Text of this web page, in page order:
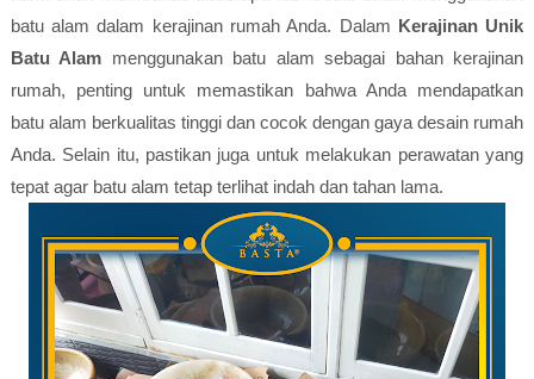
batu alam dalam kerajinan rumah Anda. Dalam Kerajinan Unik
Batu Alam menggunakan batu alam sebagai bahan kerajinan
rumah, penting untuk memastikan bahwa Anda mendapatkan
batu alam berkualitas tinggi dan cocok dengan gaya desain rumah
Anda. Selain itu, pastikan juga untuk melakukan perawatan yang
tepat agar batu alam tetap terlihat indah dan tahan lama.